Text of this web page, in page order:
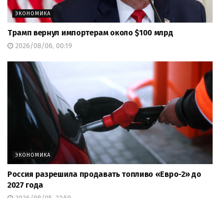
ЭКОНОМИКА
Трамп вернул импортерам около $100 млрд
2026/08/06, 00:19
ЭКОНОМИКА
Россия разрешила продавать топливо «Евро-2» до
2027 года